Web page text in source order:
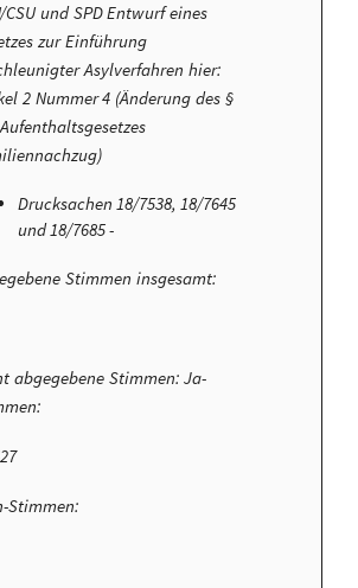
CSU und SPD Entwurf eines
zur Einführung
Asylverfahren hier:
2 Nummer 4 (Änderung des §
Drucksachen 18/7538, 18/7645
und 18/7685 -
Stimmen insgesamt:
abgegebene Stimmen: Ja-
Stimmen: